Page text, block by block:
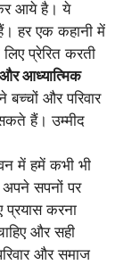
आये है। ये
हर एक कहानी में
प्रेरित करती
आध्यात्मिक
बच्चों और परिवार
हैं। उम्मीद
में हमें कभी भी
सपनों पर
प्रयास करना
और सही
और समाज